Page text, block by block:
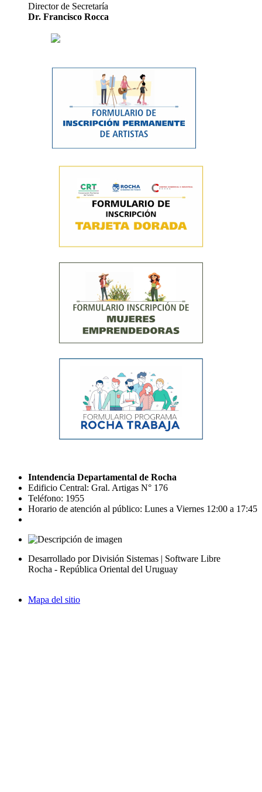
Director de Secretaría
Dr. Francisco Rocca
Intendencia Departamental de Rocha
Edificio Central: Gral. Artigas N° 176
Teléfono: 1955
Horario de atención al público: Lunes a Viernes 12:00 a 17:45
Desarrollado por División Sistemas | Software Libre
Rocha - República Oriental del Uruguay
Mapa del sitio